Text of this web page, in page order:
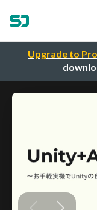
Upgrade to Pro